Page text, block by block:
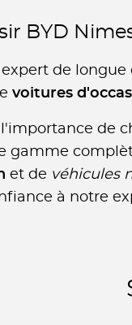
BYD
expert de
voitures
de
gamme
et de véhicules
à notre